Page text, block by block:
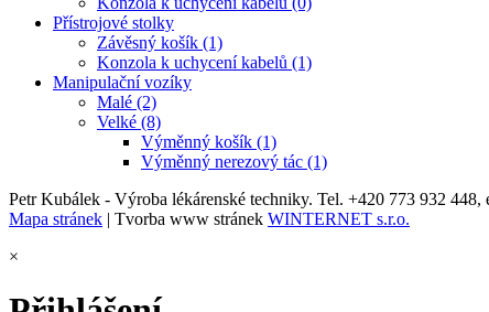
Přístrojové stolky
Závěsný košík (1)
Konzola k uchycení kabelů (1)
Manipulační vozíky
Malé (2)
Velké (8)
Výměnný košík (1)
Výměnný nerezový tác (1)
Petr Kubálek - Výroba lékárenské techniky. Tel. +420 773 932 448,
Mapa stránek | Tvorba www stránek WINTERNET s.r.o.
×